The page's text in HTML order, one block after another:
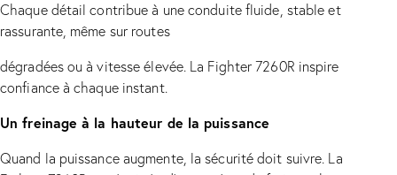
Chaque détail contribue à une conduite fluide, stable et
rassurante, même sur routes
dégradées ou à vitesse élevée. La Fighter 7260R inspire
confiance à chaque instant.
Un freinage à la hauteur de la puissance
Quand la puissance augmente, la sécurité doit suivre. La